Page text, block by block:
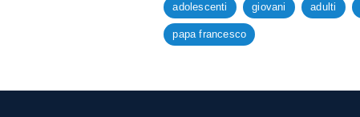
adolescenti giovani adulti
papa francesco